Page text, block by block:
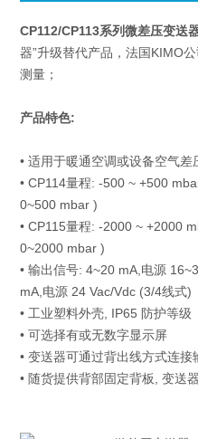
CP112/CP113系列微差压变送
器”升级替代产品，法国KIMO
测量；
产品特色:
• 适用于暖通空调或设备空气差
• CP114量程: -500 ~ +500
0~500 mbar )
• CP115量程: -2000 ~ +2000
0~2000 mbar )
• 输出信号: 4~20 mA,电源
mA,电源 24 Vac/Vdc (3/4线式)
• 工业塑料外壳, IP65 防护等级
• 可选择有或无数字显示屏
• 变送器可通过背出线方式连接
• 随货提供背部固定背板, 变送